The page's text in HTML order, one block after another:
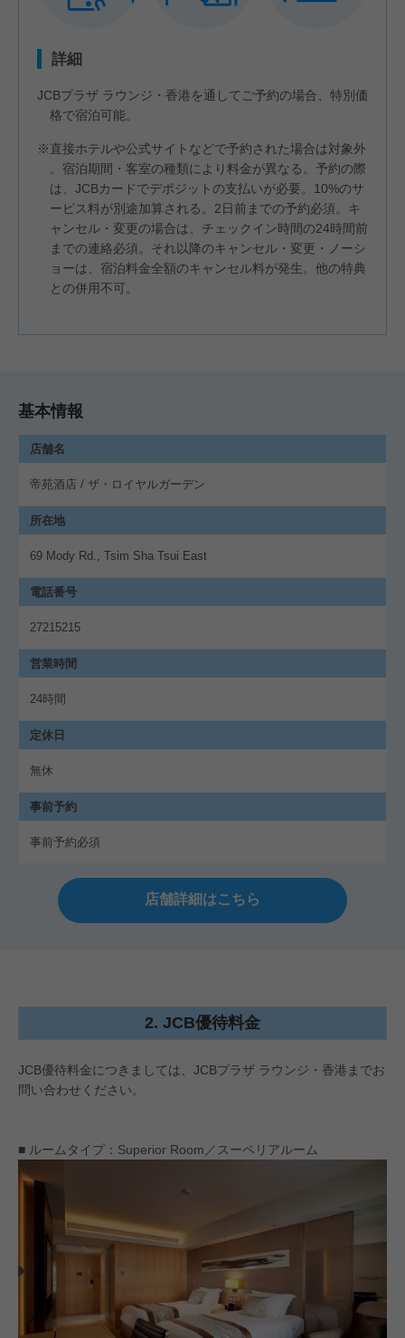
詳細
JCBプラザ ラウンジ・香港を通してご予約の場合、特別価
格で宿泊可能。
※直接ホテルや公式サイトなどで予約された場合は対象外
。宿泊期間・客室の種類により料金が異なる。予約の際
は、JCBカードでデポジットの支払いが必要。10%のサ
ービス料が別途加算される。2日前までの予約必須。キ
ャンセル・変更の場合は、チェックイン時間の24時間前
までの連絡必須。それ以降のキャンセル・変更・ノーシ
ョーは、宿泊料金全額のキャンセル料が発生。他の特典
との併用不可。
基本情報
店舗名
帝苑酒店 / ザ・ロイヤルガーデン
所在地
69 Mody Rd., Tsim Sha Tsui East
電話番号
27215215
営業時間
24時間
定休日
無休
事前予約
事前予約必須
店舗詳細はこちら
2. JCB優待料金
JCB優待料金につきましては、JCBプラザ ラウンジ・香港までお
問い合わせください。
■ ルームタイプ：Superior Room／スーペリアルーム